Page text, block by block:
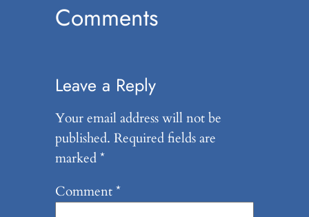
Comments
Leave a Reply
Your email address will not be
published. Required fields are
marked*
Comment*